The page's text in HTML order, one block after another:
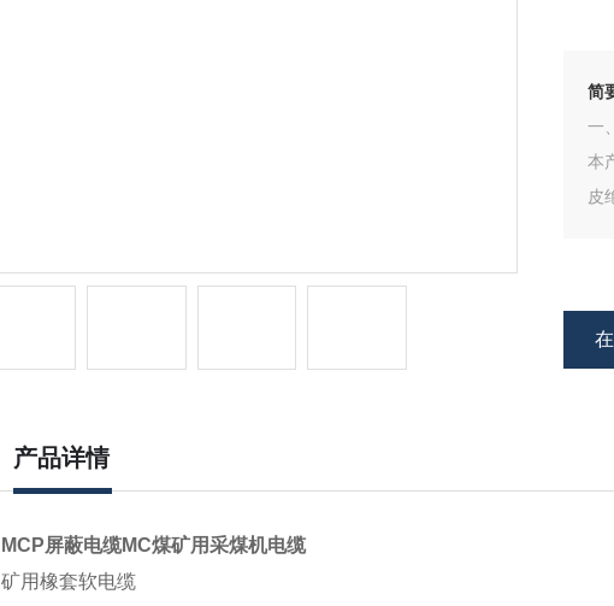
简
一
本
皮
产品详情
MCP屏蔽电缆MC煤矿用采煤机电缆
矿用橡套软电缆